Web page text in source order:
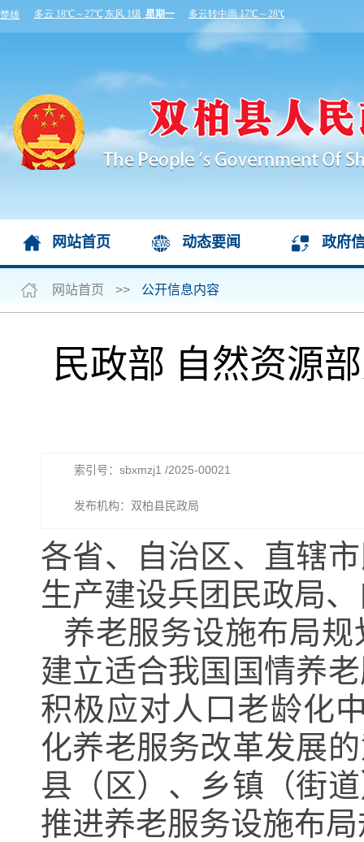
网站首页 动态要闻 政府
网站首页 >> 公开信息内容
民政部 自然资源
索引号：sbxmzj1 /2025-00021
发布机构：双柏县民政局
各省、自治区、直辖
生产建设兵团民政局
养老服务设施布局
建立适合我国国情养
积极应对人口老龄化
化养老服务改革发展
县（区）、乡镇（街
推进养老服务设施布